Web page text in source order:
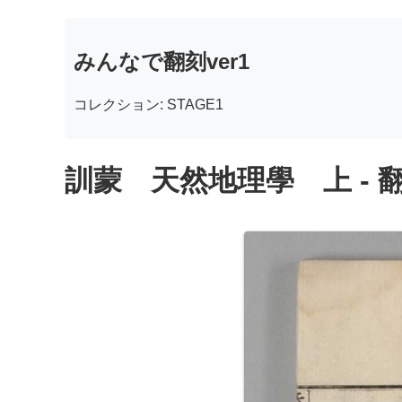
みんなで翻刻ver1
コレクション: STAGE1
訓蒙 天然地理學 上 -